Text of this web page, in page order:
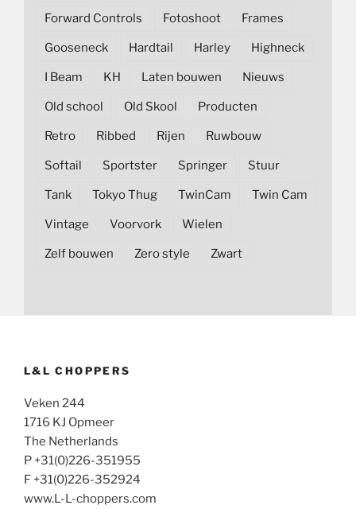
Forward Controls Fotoshoot Frames
Gooseneck Hardtail Harley Highneck
I Beam KH Laten bouwen Nieuws
Old school Old Skool Producten
Retro Ribbed Rijen Ruwbouw
Softail Sportster Springer Stuur
Tank Tokyo Thug TwinCam Twin Cam
Vintage Voorvork Wielen
Zelf bouwen Zero style Zwart
L&L CHOPPERS
Veken 244
1716 KJ Opmeer
The Netherlands
P +31(0)226-351955
F +31(0)226-352924
www.L-L-choppers.com